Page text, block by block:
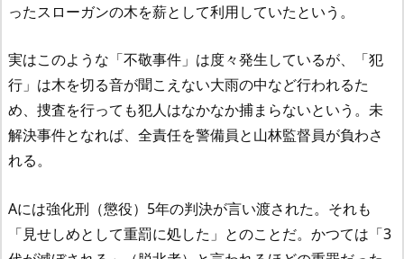
ったスローガンの木を薪として利用していたという。
実はこのような「不敬事件」は度々発生しているが、「犯
行」は木を切る音が聞こえない大雨の中など行われるた
め、捜査を行っても犯人はなかなか捕まらないという。未
解決事件となれば、全責任を警備員と山林監督員が負わさ
れる。
Aには強化刑（懲役）5年の判決が言い渡された。それも
「見せしめとして重罰に処した」とのことだ。かつては「3